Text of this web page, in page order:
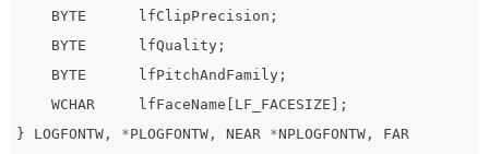
BYTE lfClipPrecision ;
BYTE
lfQuality ;
BYTE
lfPitchAndFamily ;
WCHAR
lfFaceName LF_FACESIZE ];
}
LOGFONTW , *PLOGFONTW , NEAR *NPLOGFONTW ,
FAR